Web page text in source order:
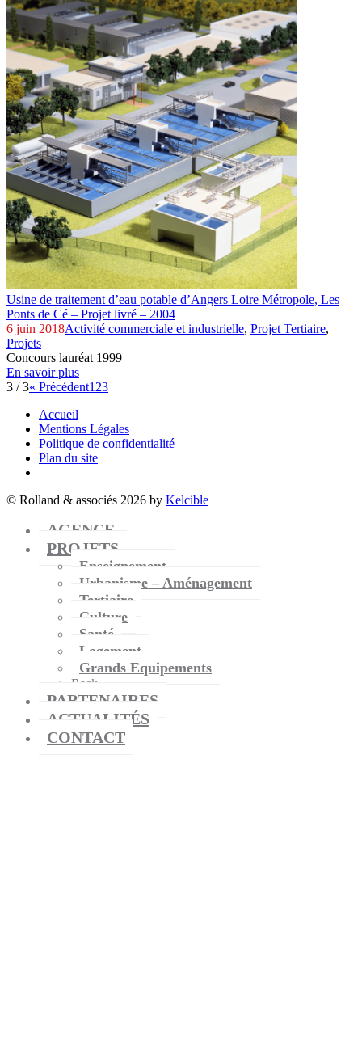
Usine de traitement d’eau potable d’Angers Loire Métropole, Les
Ponts de Cé – Projet livré – 2004
6 juin 2018Activité commerciale et industrielle, Projet Tertiaire,
Projets
Concours lauréat 1999
En savoir plus
3 / 3« Précédent1 23
Accueil
Mentions Légales
Politique de confidentialité
Plan du site
© Rolland & associés 2026 by Kelcible
AGENCE
PROJETS
Enseignement
Urbanisme – Aménagement
Tertiaire
Culture
Santé
Logement
Grands Equipements
Back
PARTENAIRES
ACTUALITÉS
CONTACT